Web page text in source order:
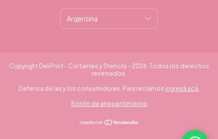
Copyright DeliPrint - Cortantes y Stencils - 2026. Todos los derechos
reservados.
Defensa de las y los consumidores. Para reclamos ingresá acá.
Botón de arrepentimiento